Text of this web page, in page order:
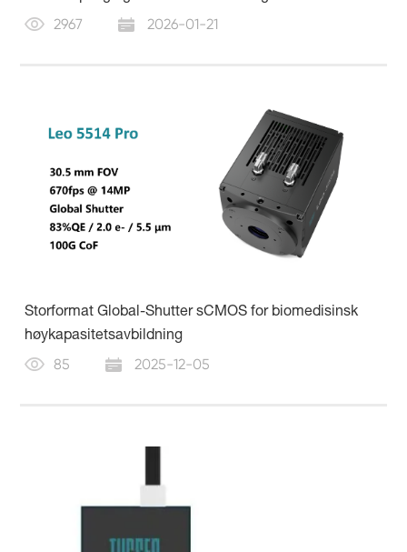
2967 2026-01-21
Storformat Global-Shutter sCMOS for biomedisinsk
høykapasitetsavbildning
85 2025-12-05